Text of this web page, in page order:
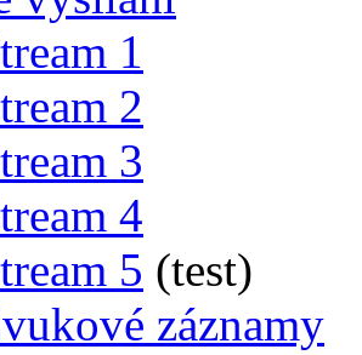
1
2
3
4
5 (test)
záznamy